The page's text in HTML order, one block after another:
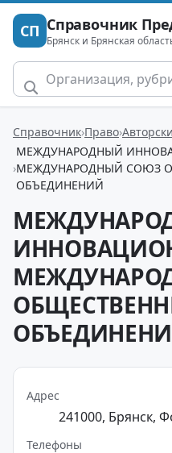
СП Справочник
Брянск и Брянская
Справочник Право
МЕЖДУНАРОДНЫЙ
МЕЖДУНАРОДНЫЙ СОЮЗ
ОБЪЕДИНЕНИЙ
Адрес
241000, Брянск,
Телефоны